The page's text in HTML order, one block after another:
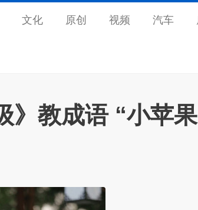
文化 原创 视频 汽车
》教成语 “小苹